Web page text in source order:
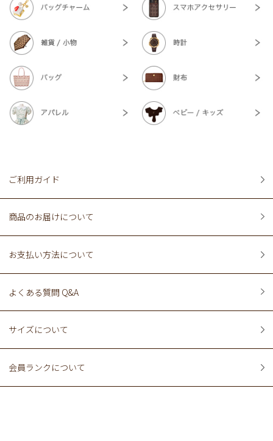
ご利用ガイド
商品のお届けについて
お支払い方法について
よくある質問 Q&A
サイズについて
会員ランクについて